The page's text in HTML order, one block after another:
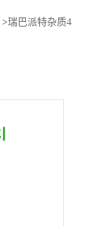
>瑞巴派特杂质4